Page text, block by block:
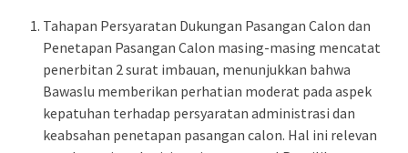
Tahapan Persyaratan Dukungan Pasangan Calon dan
Penetapan Pasangan Calon masing-masing mencatat
penerbitan 2 surat imbauan, menunjukkan bahwa
Bawaslu memberikan perhatian moderat pada aspek
kepatuhan terhadap persyaratan administrasi dan
keabsahan penetapan pasangan calon. Hal ini relevan